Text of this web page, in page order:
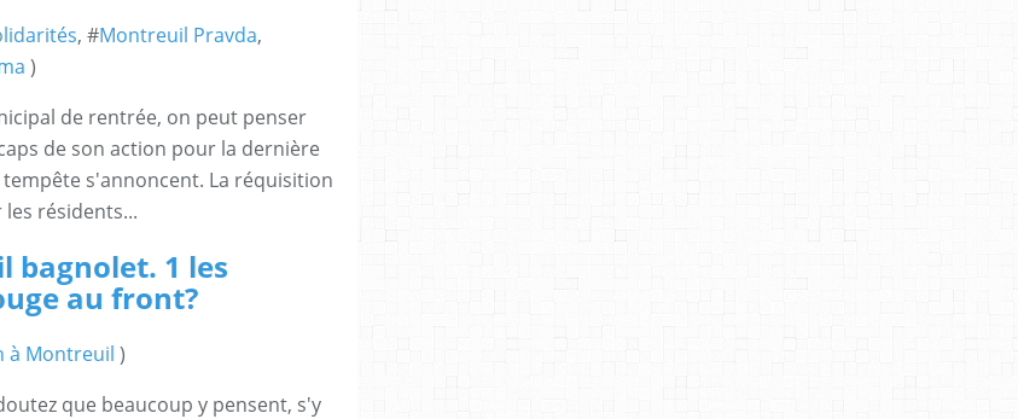
, #Montreuil Pravda,
)
de rentrée, on peut penser
de son action pour la dernière
s'annoncent. La réquisition
les résidents...
bagnolet. 1 les
au front?
à Montreuil )
que beaucoup y pensent, s'y